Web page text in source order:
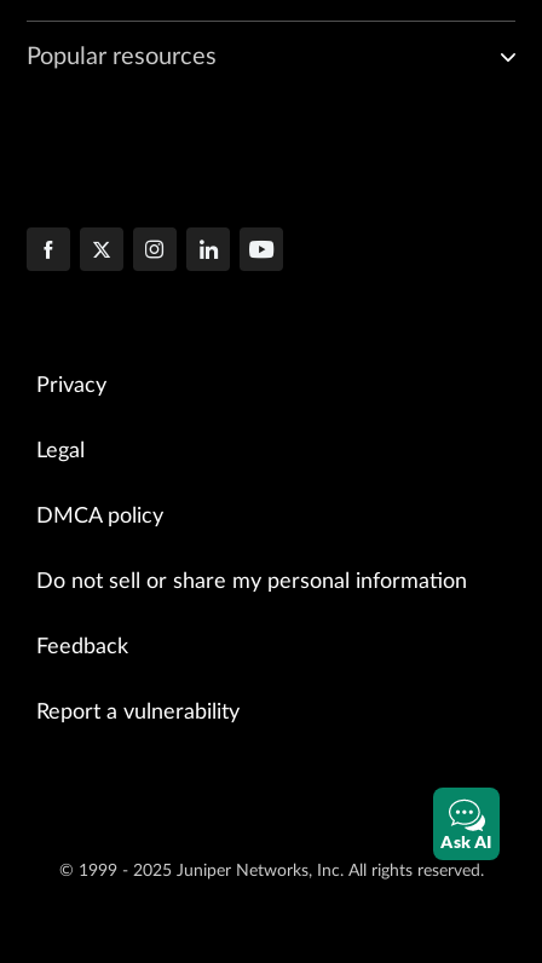
Popular resources
Privacy
Legal
DMCA policy
Do not sell or share my personal information
Feedback
Report a vulnerability
© 1999 - 2025 Juniper Networks, Inc. All rights reserved.
Ask AI